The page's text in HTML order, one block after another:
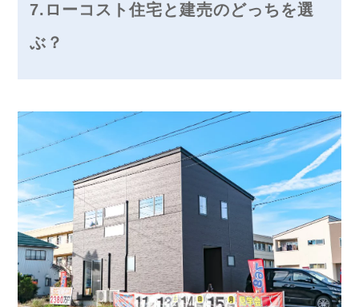
7.ローコスト住宅と建売のどっちを選
ぶ？